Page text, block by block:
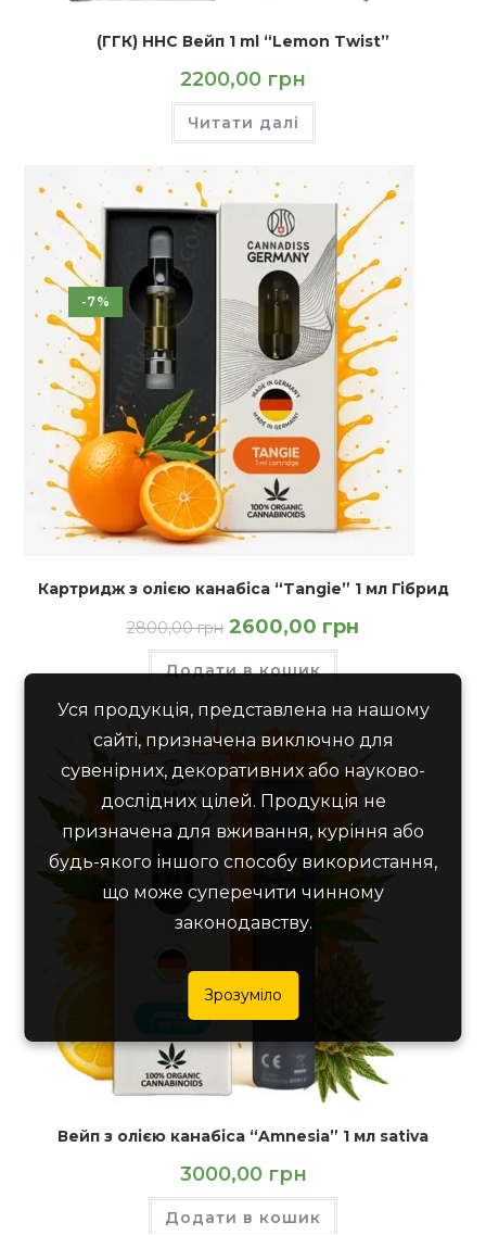
(ГГК) HHC Вейп 1 ml “Lemon Twist”
2200,00 грн
Читати далі
-7%
Картридж з олією канабіса “Tangie” 1 мл Гібрид
2800,00грн Оригінальна
ціна:
2800,00 грн.
2600,00 грн
Додати в кошик
Вейп з олією канабіса “Amnesia” 1 мл sativa
3000,00 грн
Додати в кошик
Уся продукція, представлена на нашому
сайті, призначена виключно для
сувенірних, декоративних або науково-
дослідних цілей. Продукція не
призначена для вживання, куріння або
будь-якого іншого способу використання,
що може суперечити чинному
законодавству.
Зрозуміло